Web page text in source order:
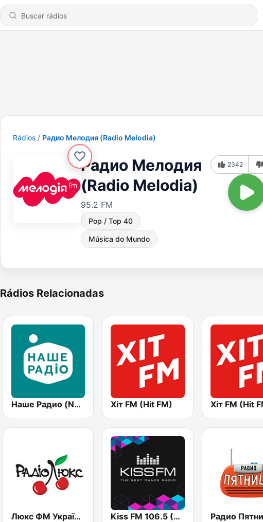
Rádios Радио Мелодия (Radio Melodia)
Радио Мелодия
(Radio Melodia)
95.2 FM
Pop / Top 40
Música do Mundo
2342
Rádios Relacionadas
Наше Радио (Nashe Radio) 107.9 Хіт FM (Hit FM)
Люкс ФМ Україна - Lux FM Ukraine Kiss FM 106.5 (Кисc ФМ)